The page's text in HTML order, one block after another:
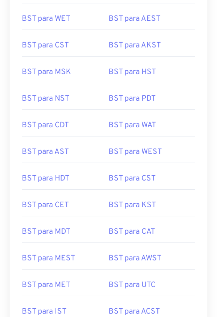
BST para WET BST para AEST
BST para CST BST para AKST
BST para MSK BST para HST
BST para NST BST para PDT
BST para CDT BST para WAT
BST para AST BST para WEST
BST para HDT BST para CST
BST para CET BST para KST
BST para MDT BST para CAT
BST para MEST BST para AWST
BST para MET BST para UTC
BST para IST BST para ACST